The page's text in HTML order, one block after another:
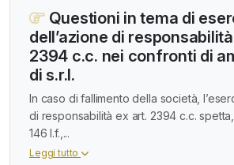
Questioni in tema di
dell’azione di
2394 c.c. nei confronti di
di s.r.l.
In caso di fallimento della società,
di responsabilità ex art. 2394 c.c. spetta,
146 l.f.,...
Leggi tutto